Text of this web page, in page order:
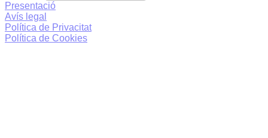
Presentació
Avís legal
Política de Privacitat
Política de Cookies